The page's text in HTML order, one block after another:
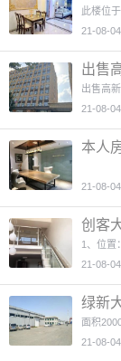
此楼位
21-08-04
出售
图
出售高
21-08-04
本人
21-08-04
创客
1、位置
21-08-04
绿新
面积
21-08-04